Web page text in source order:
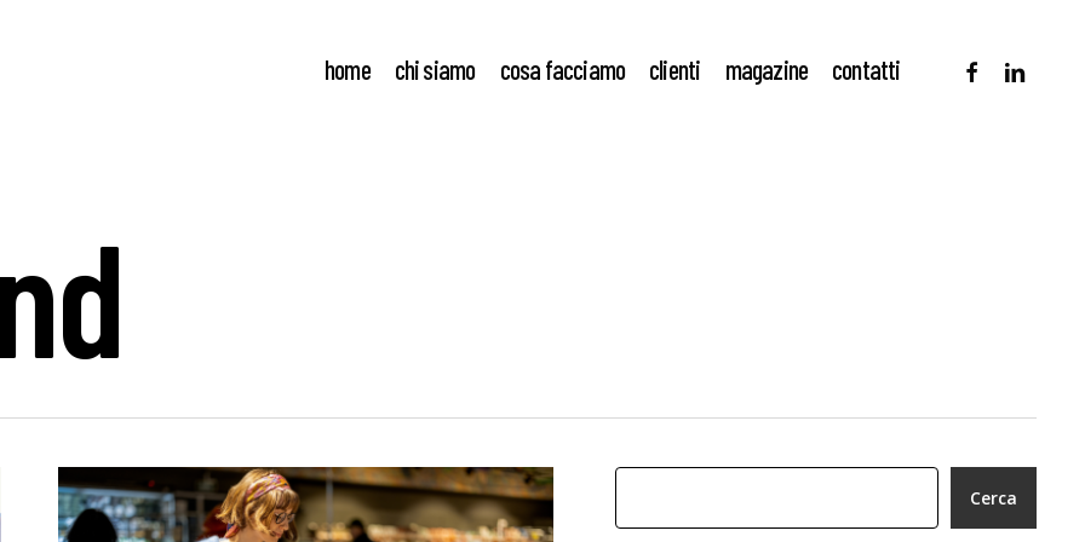
home chi siamo cosa facciamo clienti magazine contatti facebook
linkedin
Cerca